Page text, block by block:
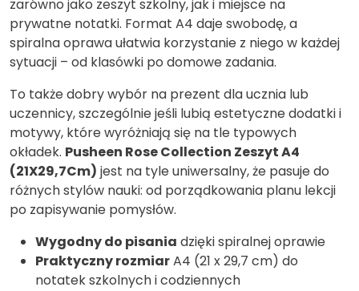
zarówno jako zeszyt szkolny, jak i miejsce na
prywatne notatki. Format A4 daje swobodę, a
spiralna oprawa ułatwia korzystanie z niego w każdej
sytuacji – od klasówki po domowe zadania.
To także dobry wybór na prezent dla ucznia lub
uczennicy, szczególnie jeśli lubią estetyczne dodatki i
motywy, które wyróżniają się na tle typowych
okładek. Pusheen Rose Collection Zeszyt A4
(21X29,7Cm) jest na tyle uniwersalny, że pasuje do
różnych stylów nauki: od porządkowania planu lekcji
po zapisywanie pomysłów.
Wygodny do pisania dzięki spiralnej oprawie
Praktyczny rozmiarA4 (21 x 29,7 cm) do
notatek szkolnych i codziennych